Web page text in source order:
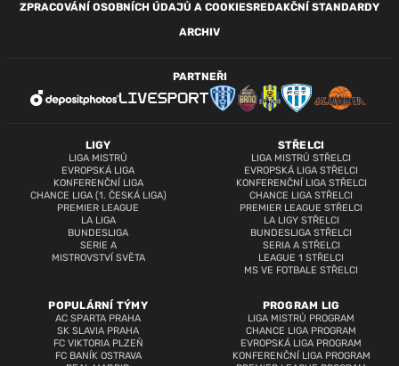
ZPRACOVÁNÍ OSOBNÍCH ÚDAJŮ A COOKIESREDAKČNÍ STANDARDY
ARCHIV
LIGY
LIGA MISTRŮ
EVROPSKÁ LIGA
KONFERENČNÍ LIGA
CHANCE LIGA (1. ČESKÁ LIGA)
PREMIER LEAGUE
LA LIGA
BUNDESLIGA
SERIE A
MISTROVSTVÍ SVĚTA
STŘELCI
LIGA MISTRŮ STŘELCI
EVROPSKÁ LIGA STŘELCI
KONFERENČNÍ LIGA STŘELCI
CHANCE LIGA STŘELCI
PREMIER LEAGUE STŘELCI
LA LIGY STŘELCI
BUNDESLIGA STŘELCI
SERIA A STŘELCI
LEAGUE 1 STŘELCI
MS VE FOTBALE STŘELCI
POPULÁRNÍ TÝMY
AC SPARTA PRAHA
SK SLAVIA PRAHA
FC VIKTORIA PLZEŇ
FC BANÍK OSTRAVA
PROGRAM LIG
LIGA MISTRŮ PROGRAM
CHANCE LIGA PROGRAM
EVROPSKÁ LIGA PROGRAM
KONFERENČNÍ LIGA PROGRAM
PARTNEŘI